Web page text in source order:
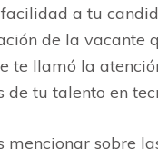
a tu
de la vacante
te llamó la
de tu talento en
mencionar sobre